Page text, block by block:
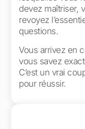
devez maîtriser,
revoyez
questions.
Vous arrivez en
vous savez
C’est un vrai
pour réussir.